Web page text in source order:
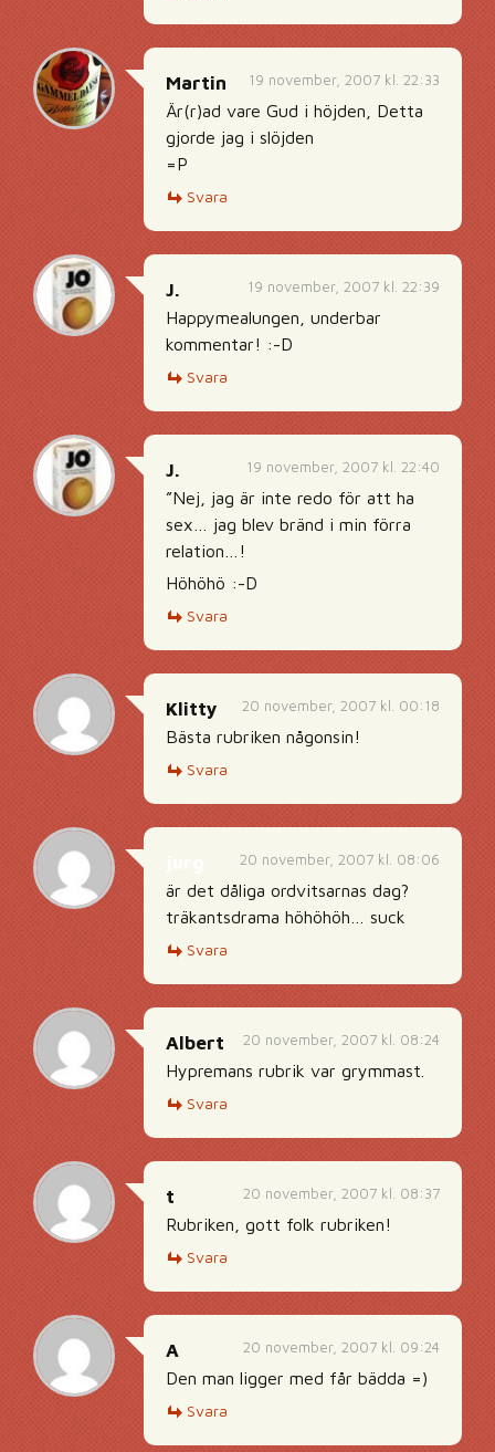
19 november, 2007 kl. 22:33
Martin
Är(r)ad vare Gud i höjden, Detta
gjorde jag i slöjden
=P
Svara
19 november, 2007 kl. 22:39
J.
Happymealungen, underbar
kommentar! :-D
Svara
19 november, 2007 kl. 22:40
J.
”Nej, jag är inte redo för att ha
sex… jag blev bränd i min förra
relation…!
Höhöhö :-D
Svara
20 november, 2007 kl. 00:18
Klitty
Bästa rubriken någonsin!
Svara
20 november, 2007 kl. 08:06
är det dåliga ordvitsarnas dag?
träkantsdrama höhöhöh… suck
Svara
20 november, 2007 kl. 08:24
Albert
Hypremans rubrik var grymmast.
Svara
20 november, 2007 kl. 08:37
t
Rubriken, gott folk rubriken!
Svara
20 november, 2007 kl. 09:24
A
Den man ligger med får bädda =)
Svara